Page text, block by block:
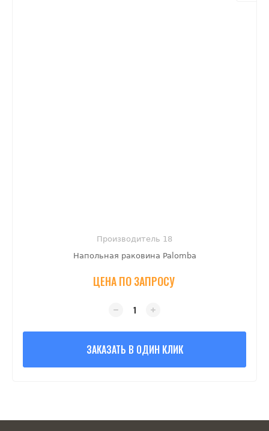
Производитель 18
Напольная раковина Palomba
ЦЕНА ПО ЗАПРОСУ
ЗАКАЗАТЬ В ОДИН КЛИК